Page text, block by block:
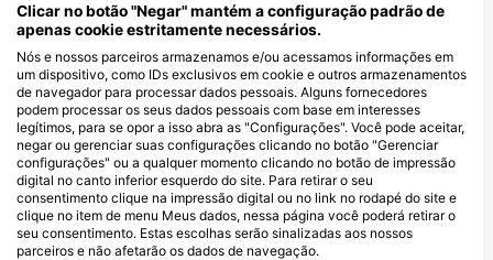
Sports AG
Schützenstr.81, 8400 Winterthur,
SuÍÇa
Sunshine Divers
St Jakobstrasse 10, 9000 St
Gallen, SuÍÇa
Trimix im Bodensee, Tec Diving & Rebreather Training Center
Unterdorfstrasse 13, 8582
Dozwil, SuÍÇa
Clicar no botão "Negar" mantém a configuração padrão de
apenas cookie estritamente necessários.
Nós e nossos parceiros armazenamos e/ou acessamos informações em
um dispositivo, como IDs exclusivos em cookie e outros armazenamentos
de navegador para processar dados pessoais. Alguns fornecedores
podem processar os seus dados pessoais com base em interesses
legítimos, para se opor a isso abra as "Configurações". Você pode aceitar,
negar ou gerenciar suas configurações clicando no botão "Gerenciar
configurações" ou a qualquer momento clicando no botão de impressão
digital no canto inferior esquerdo do site. Para retirar o seu
consentimento clique na impressão digital ou no link no rodapé do site e
clique no item de menu Meus dados, nessa página você poderá retirar o
seu consentimento. Estas escolhas serão sinalizadas aos nossos
parceiros e não afetarão os dados de navegação.